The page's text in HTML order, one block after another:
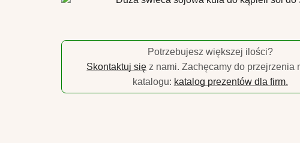
Potrzebujesz większej ilości?
Skontaktuj się z nami. Zachęcamy do przejrzenia
katalogu: katalog prezentów dla firm.